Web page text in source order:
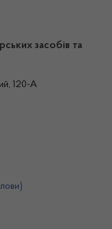
засобів та
120-А